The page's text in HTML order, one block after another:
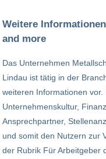
Weitere
and more
Das Unternehmen
Lindau ist tätig in der
weiteren Informationen vor.
Unternehmenskultur,
Ansprechpartner,
und somit den Nutzern zur
der Rubrik Für Arbeitgeber